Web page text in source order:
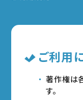
ご利用
著作権は
す。